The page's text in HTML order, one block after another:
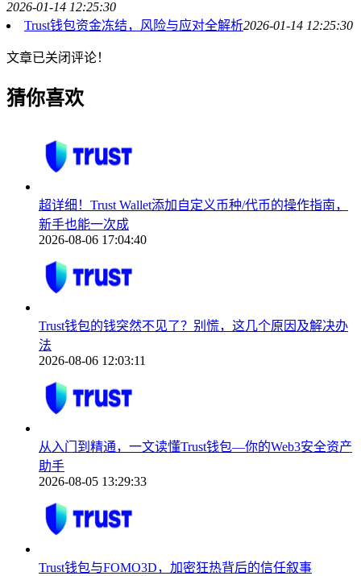
2026-01-14 12:25:30
Trust钱包资金冻结，风险与应对全解析2026-01-14 12:25:30
文章已关闭评论！
猜你喜欢
超详细！Trust Wallet添加自定义币种/代币的操作指南，
新手也能一次成
2026-08-06 17:04:40
Trust钱包的钱突然不见了？别慌，这几个原因及解决办
法
2026-08-06 12:03:11
从入门到精通，一文读懂Trust钱包—你的Web3安全资产
助手
2026-08-05 13:29:33
Trust钱包与FOMO3D，加密狂热背后的信任叙事